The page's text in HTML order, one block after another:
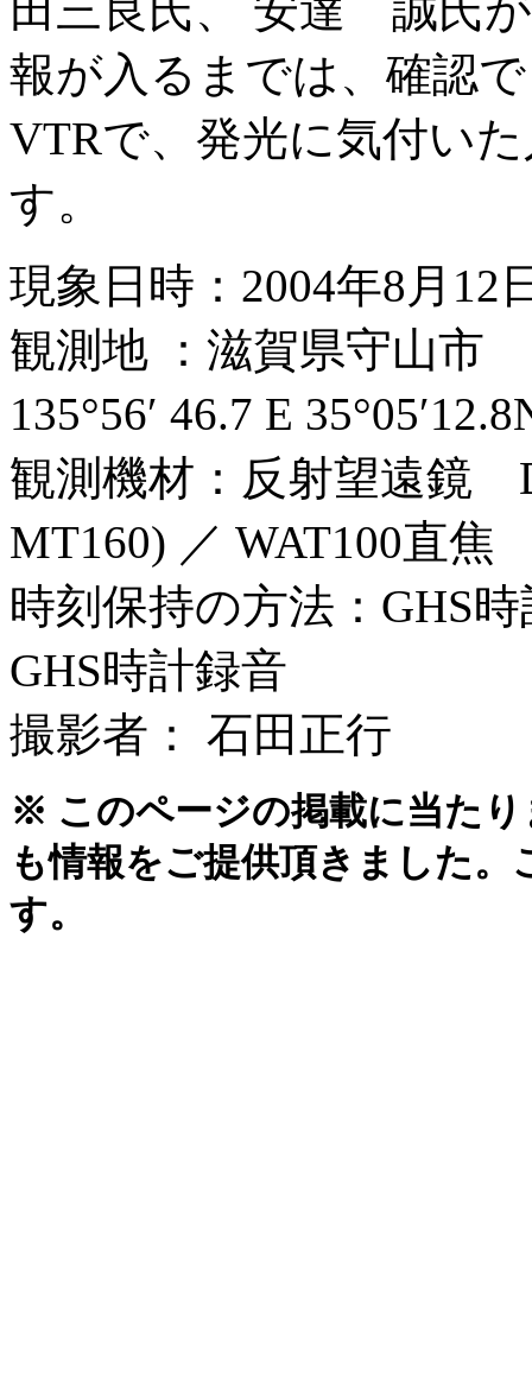
報が入るまでは、確認
VTRで、発光に気付い
す。
現象日時：2004年8月12
観測地 ：滋賀県守山市
135°56′ 46.7 E
観測機材：反射望遠鏡
MT160) ／ WAT100直焦
時刻保持の方法：GHS
GHS時計録音
撮影者： 石田正行
※ このページの掲載に当た
も情報をご提供頂きました
す。